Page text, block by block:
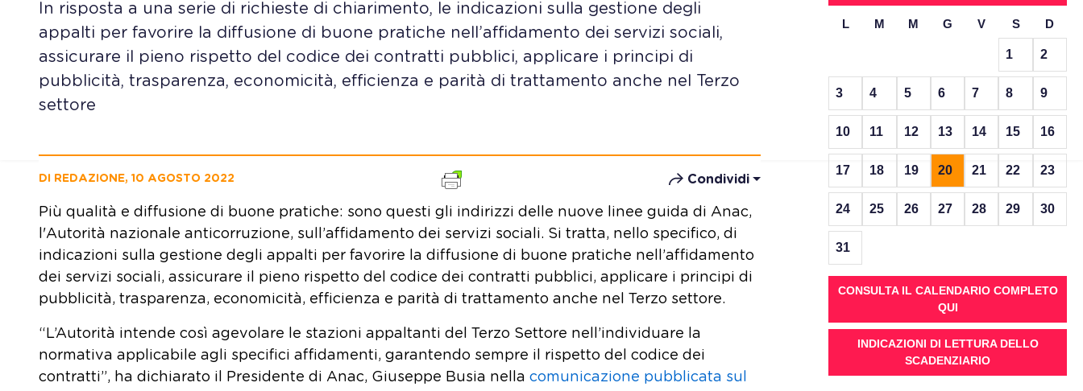
In risposta a una serie di richieste di chiarimento, le indicazioni sulla gestione degli
appalti per favorire la diffusione di buone pratiche nell’affidamento dei servizi sociali,
assicurare il pieno rispetto del codice dei contratti pubblici, applicare i principi di
pubblicità, trasparenza, economicità, efficienza e parità di trattamento anche nel Terzo
settore
DI REDAZIONE, 10 AGOSTO 2022 Condividi
Più qualità e diffusione di buone pratiche: sono questi gli indirizzi delle nuove linee guida di Anac,
l'Autorità nazionale anticorruzione, sull’affidamento dei servizi sociali. Si tratta, nello specifico, di
indicazioni sulla gestione degli appalti per favorire la diffusione di buone pratiche nell’affidamento
dei servizi sociali, assicurare il pieno rispetto del codice dei contratti pubblici, applicare i principi di
pubblicità, trasparenza, economicità, efficienza e parità di trattamento anche nel Terzo settore.
“L’Autorità intende così agevolare le stazioni appaltanti del Terzo Settore nell’individuare la
normativa applicabile agli specifici affidamenti, garantendo sempre il rispetto del codice dei
contratti”, ha dichiarato il Presidente di Anac, Giuseppe Busia nella comunicazione pubblicata sul
L M M G V S D
1 2
3 4 5 6 7 8 9
10 11 12 13 14 15 16
17 18 19 20 21 22 23
24 25 26 27 28 29 30
31
CONSULTA IL CALENDARIO COMPLETO
QUI
INDICAZIONI DI LETTURA DELLO
SCADENZIARIO